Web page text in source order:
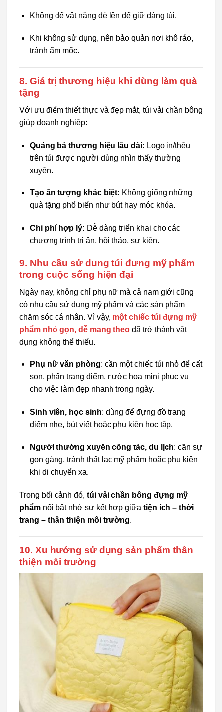
Không để vật nặng đè lên để giữ dáng túi.
Khi không sử dụng, nên bảo quản nơi khô ráo,
tránh ẩm mốc.
8. Giá trị thương hiệu khi dùng làm quà
tặng
Với ưu điểm thiết thực và đẹp mắt, túi vải chần bông
giúp doanh nghiệp:
Quảng bá thương hiệu lâu dài: Logo in/thêu
trên túi được người dùng nhìn thấy thường
xuyên.
Tạo ấn tượng khác biệt: Không giống những
quà tặng phổ biến như bút hay móc khóa.
Chi phí hợp lý: Dễ dàng triển khai cho các
chương trình tri ân, hội thảo, sự kiện.
9. Nhu cầu sử dụng túi đựng mỹ phẩm
trong cuộc sống hiện đại
Ngày nay, không chỉ phụ nữ mà cả nam giới cũng
có nhu cầu sử dụng mỹ phẩm và các sản phẩm
chăm sóc cá nhân. Vì vậy, một chiếc túi đựng mỹ
phẩm nhỏ gọn, dễ mang theo đã trở thành vật
dụng không thể thiếu.
Phụ nữ văn phòng: cần một chiếc túi nhỏ để cất
son, phấn trang điểm, nước hoa mini phục vụ
cho việc làm đẹp nhanh trong ngày.
Sinh viên, học sinh: dùng để đựng đồ trang
điểm nhẹ, bút viết hoặc phụ kiện học tập.
Người thường xuyên công tác, du lịch: cần sự
gọn gàng, tránh thất lạc mỹ phẩm hoặc phụ kiện
khi di chuyển xa.
Trong bối cảnh đó, túi vải chần bông đựng mỹ
phẩm nổi bật nhờ sự kết hợp giữa tiện ích – thời
trang – thân thiện môi trường.
10. Xu hướng sử dụng sản phẩm thân
thiện môi trường